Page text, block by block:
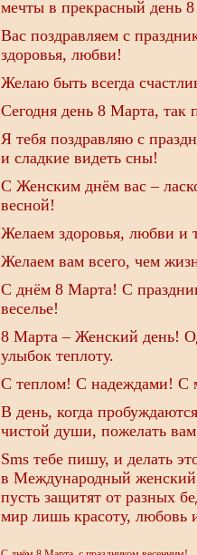
мечты в прекрасный день
Вас поздравляем с
здоровья, любви!
Желаю быть всегда
Сегодня день 8 Марта, так
Я тебя поздравляю с
и сладкие видеть сны!
С Женским днём вас –
весной!
Желаем здоровья, любви и
Желаем вам всего, чем
С днём 8 Марта! С
веселье!
8 Марта – Женский день!
улыбок теплоту.
С теплом! С надеждами! С
В день, когда
чистой души, пожелать вам
Sms тебе пишу, и делать
в Международный
пусть защитят от разных
мир лишь красоту, любовь